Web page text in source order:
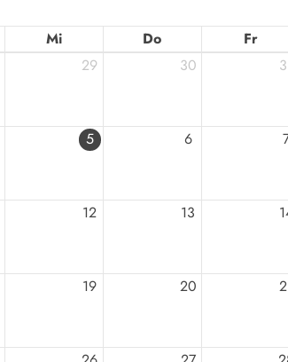
Mi Do Fr
29 30
5 6
12 13
19 20
Geschäftsstelle
Philipp-August-
63452 Hanau
info@tg-